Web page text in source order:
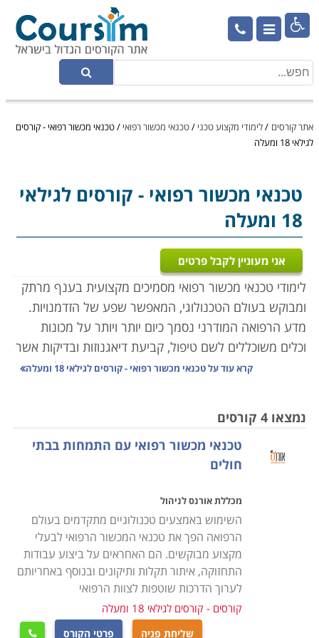

אתר קורסים /לימודי מקצוע טכני /טכנאי מכשור רפואי /טכנאי מכשור רפואי - קורסים
לגילאי 18 ומעלה
טכנאי מכשור רפואי - קורסים לגילאי
18 ומעלה
אני מעוניין לקבל פרטים
לימודי טכנאי מכשור רפואי מסמיכים מקצועית בענף מרתק
ומבוקש בעולם הטכנולוגי, המאפשר שפע של הזדמנויות.
מדע הרפואה המודרני נסמך כיום יותר ויותר על מכונות
וכלים משוכללים לשם טיפול, קביעת דיאגנוזות ובדיקות אשר
פעם היו מבוצעות ידנית או פשוט לא היו קיימות כלל.
רפואי הוא יקר ערך הן מבחינת עלותו הכלכלית שמגיעה
לעתים למיליונים, והן מבחינת חיוניותו לתפעולן השוטף של
המערכות המורכבות בהן הוא פועל.
MRI
מתומחרת בכמה אלפי שקלים; בתי חולים אשר מחזיקים
ברשותם מכשיר זה מפעילים אותו בניצולת מירבית, לעתים
גם 24 שעות ביממה, דבר שמן הסתם גורר בלאי מהיר יותר
של הציוד. השבתת סורק שכזה עלולה לשבש פעילות באותו
מוסד רפואי באופן מתגלגל - פעילות הצוות המפעיל
משותקת, החולים אשר הגיעו לסריקה לא זוכים לה, מהלך
קרא עוד עלטכנאי מכשור רפואי - קורסים לגילאי 18 ומעלה
נמצאו 4 קורסים
טכנאי מכשור רפואי עם התמחות בבתי
חולים
מכללת אורנס לניהול
השימוש באמצעים טכנולוגיים מתקדמים בעולם
הרפואה הפך את טכנאי המכשור הרפואי לבעלי
מקצוע מבוקשים. הם האחראים על ביצוע עבודות
התחזוקה, איתור תקלות ותיקונים ובנוסף באחריותם
לערוך הדרכות שוטפות לצוות הרפואי
קורסים - קורסים לגילאי 18 ומעלה
שליחת פניה פרטי הקורס 